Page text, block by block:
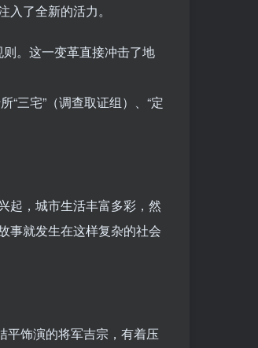
了全新的活力。
。这一变革直接冲击了地
三宅”（调查取证组）、“定
起，城市生活丰富多彩，然
事就发生在这样复杂的社会
平饰演的将军吉宗，有着压